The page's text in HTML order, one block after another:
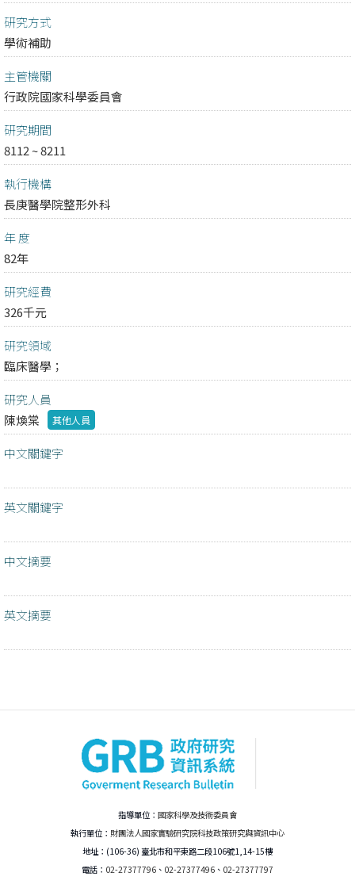
研究方式
學術補助
主管機關
行政院國家科學委員會
研究期間
8112 ~ 8211
執行機構
長庚醫學院整形外科
年 度
82年
研究經費
326千元
研究領域
臨床醫學；
研究人員
陳煥棠
其他人員
中文關鍵字
英文關鍵字
中文摘要
英文摘要
指導單位： 國家科學及技術委員會
執行單位： 財團法人國家實驗研究院科技政策研究與資訊中心
地址：(106-36) 臺北市和平東路二段106號1,14-15樓
電話： 02-27377796 、 02-27377496 、 02-27377797